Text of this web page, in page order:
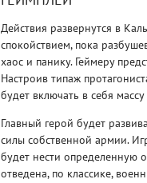
Действия развернутся в
спокойствием, пока
хаос и панику. Геймеру
Настроив типаж
будет включать в себя
Главный герой будет
силы собственной армии.
будет нести определенную
отведена, по классике,